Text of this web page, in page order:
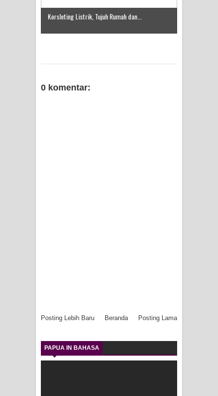
Korsleting Listrik, Tujuh Rumah dan...
0 komentar:
Posting Lebih Baru Posting Lama
Beranda
PAPUA IN BAHASA